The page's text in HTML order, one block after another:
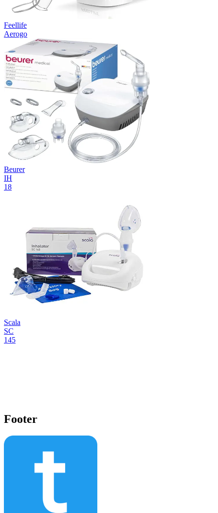
Feellife
Aerogo
Beurer
IH
18
Scala
SC
145
Footer